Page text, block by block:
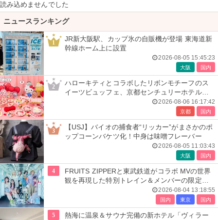
読み込めませんでした
ニュースランキング
1
JR新大阪駅、カップ氷の自販機が登場 東海道新
幹線ホーム上に設置
2026-08-05 15:45:23
大阪 国内
2
ハローキティとコラボしたリボンモチーフのス
イーツビュッフェ、京都センチュリーホテルで
2026-08-06 16:17:42
京都 国内
3
【USJ】バイオの捕食者“リッカー”がまさかのポ
ップコーンバケツ化！中身は味噌フレーバー
2026-08-05 11:03:43
大阪 国内
4
FRUITS ZIPPERと東武鉄道がコラボ MVの世界
観を再現した特別トレイン＆メンバーの限定ア
2026-08-04 13:18:55
国内 東京 国内
5
熱海に温泉＆サウナ完備の新ホテル「ヴィラー